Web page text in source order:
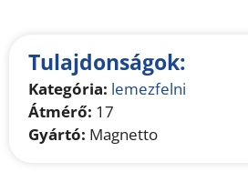
Tulajdonságok:
Kategória: lemezfelni
Átmérő: 17
Gyártó: Magnetto